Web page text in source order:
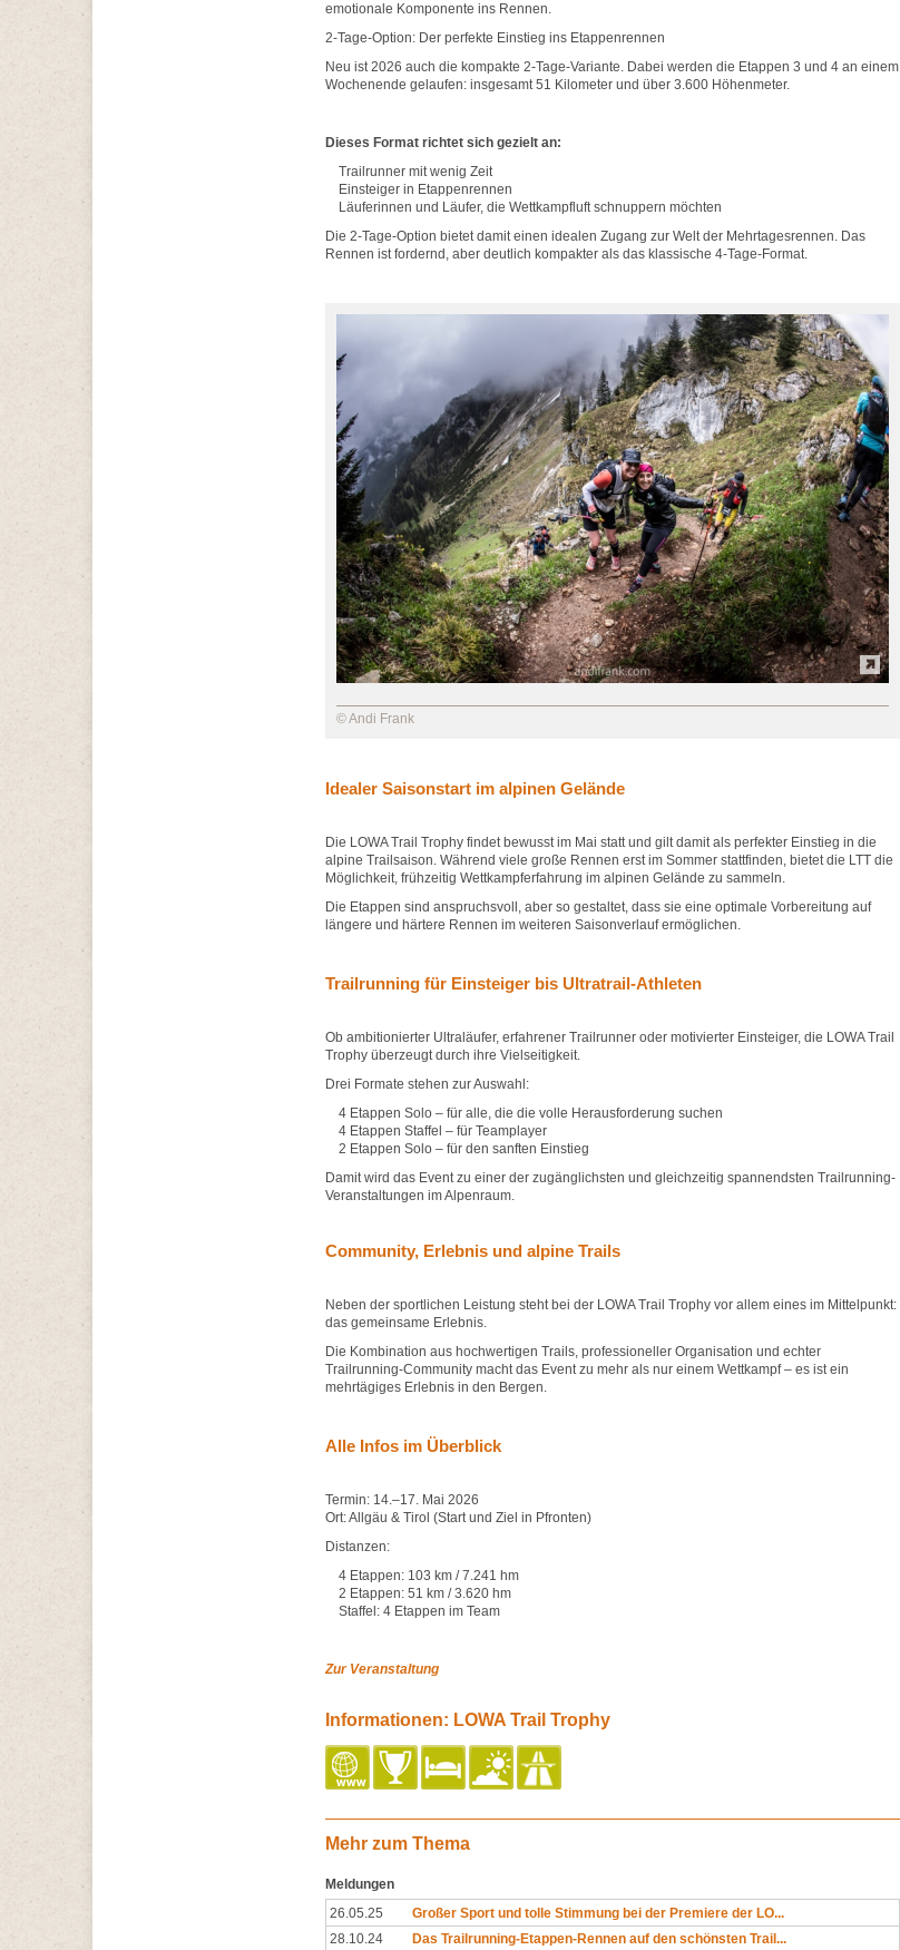
emotionale Komponente ins Rennen.
2-Tage-Option: Der perfekte Einstieg ins Etappenrennen
Neu ist 2026 auch die kompakte 2-Tage-Variante. Dabei werden die Etappen 3 und 4 an einem
Wochenende gelaufen: insgesamt 51 Kilometer und über 3.600 Höhenmeter.
Dieses Format richtet sich gezielt an:
Trailrunner mit wenig Zeit
Einsteiger in Etappenrennen
Läuferinnen und Läufer, die Wettkampfluft schnuppern möchten
Die 2-Tage-Option bietet damit einen idealen Zugang zur Welt der Mehrtagesrennen. Das
Rennen ist fordernd, aber deutlich kompakter als das klassische 4-Tage-Format.
© Andi Frank
Idealer Saisonstart im alpinen Gelände
Die LOWA Trail Trophy findet bewusst im Mai statt und gilt damit als perfekter Einstieg in die
alpine Trailsaison. Während viele große Rennen erst im Sommer stattfinden, bietet die LTT die
Möglichkeit, frühzeitig Wettkampferfahrung im alpinen Gelände zu sammeln.
Die Etappen sind anspruchsvoll, aber so gestaltet, dass sie eine optimale Vorbereitung auf
längere und härtere Rennen im weiteren Saisonverlauf ermöglichen.
Trailrunning für Einsteiger bis Ultratrail-Athleten
Ob ambitionierter Ultraläufer, erfahrener Trailrunner oder motivierter Einsteiger, die LOWA Trail
Trophy überzeugt durch ihre Vielseitigkeit.
Drei Formate stehen zur Auswahl:
4 Etappen Solo – für alle, die die volle Herausforderung suchen
4 Etappen Staffel – für Teamplayer
2 Etappen Solo – für den sanften Einstieg
Damit wird das Event zu einer der zugänglichsten und gleichzeitig spannendsten Trailrunning-
Veranstaltungen im Alpenraum.
Community, Erlebnis und alpine Trails
Neben der sportlichen Leistung steht bei der LOWA Trail Trophy vor allem eines im Mittelpunkt:
das gemeinsame Erlebnis.
Die Kombination aus hochwertigen Trails, professioneller Organisation und echter
Trailrunning-Community macht das Event zu mehr als nur einem Wettkampf – es ist ein
mehrtägiges Erlebnis in den Bergen.
Alle Infos im Überblick
Termin: 14.–17. Mai 2026
Ort: Allgäu & Tirol (Start und Ziel in Pfronten)
Distanzen:
4 Etappen: 103 km / 7.241 hm
2 Etappen: 51 km / 3.620 hm
Staffel: 4 Etappen im Team
Zur Veranstaltung
Informationen: LOWA Trail Trophy
Mehr zum Thema
Meldungen
26.05.25
Großer Sport und tolle Stimmung bei der Premiere der LO...
28.10.24
Das Trailrunning-Etappen-Rennen auf den schönsten Trail...